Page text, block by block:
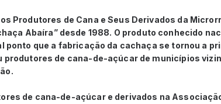
Produtores de Cana e Seus Derivados da
Abaíra” desde 1988. O produto conhecido
ponto que a fabricação da cachaça se tornou a
produtores de cana-de-açúcar de municípios
de cana-de-açúcar e derivados na